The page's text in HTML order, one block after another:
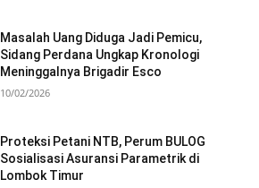
Masalah Uang Diduga Jadi Pemicu,
Sidang Perdana Ungkap Kronologi
Meninggalnya Brigadir Esco
10/02/2026
Proteksi Petani NTB, Perum BULOG
Sosialisasi Asuransi Parametrik di
Lombok Timur